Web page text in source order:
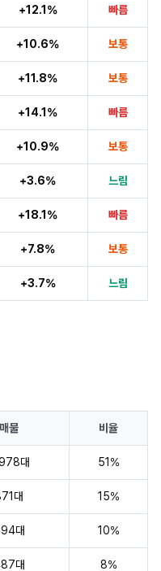
+12.1% 빠름
+10.6% 보통
+11.8% 보통
+14.1% 빠름
+10.9% 보통
+3.6% 느림
+18.1% 빠름
+7.8% 보통
+3.7% 느림
매물 비율
대 51%
대 15%
대 10%
대 8%